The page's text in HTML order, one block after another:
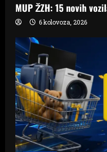
MUP ŽZH: 15 novih
6 kolovoza, 2026